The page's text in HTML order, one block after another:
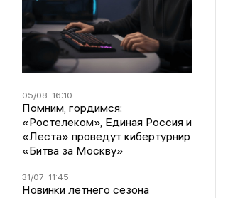
05/08 16:10
Помним, гордимся:
«Ростелеком», Единая Россия и
«Леста» проведут кибертурнир
«Битва за Москву»
31/07 11:45
Новинки летнего сезона